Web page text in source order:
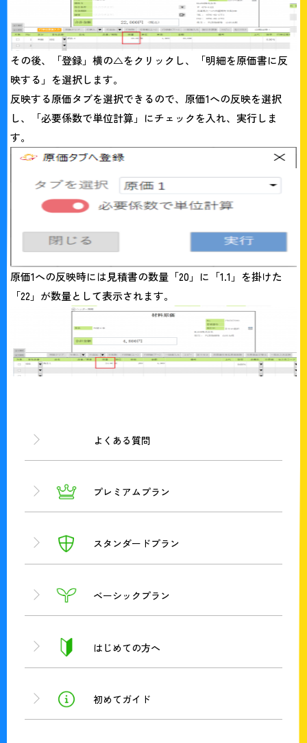
よくある質問
プレミアムプラン
スタンダードプラン
ベーシックプラン
はじめての方へ
初めてガイド
その後、「登録」横の△をクリックし、「明細を原価書に反
映する」を選択します。
反映する原価タブを選択できるので、原価1への反映を選択
し、「必要係数で単位計算」にチェックを入れ、実行しま
す。
原価1への反映時には見積書の数量「20」に「1.1」を掛けた
「22」が数量として表示されます。